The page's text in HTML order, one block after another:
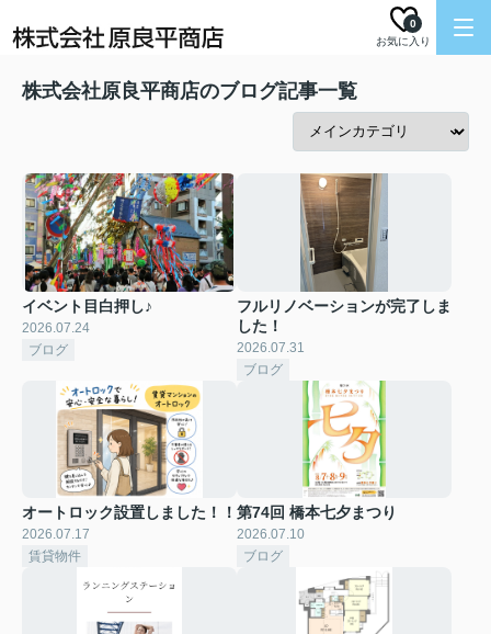
お気に入り
0
株式会社原良平商店のブログ記事一覧
イベント目白押し♪
2026.07.24
ブログ
フルリノベーションが完了しま
した！
2026.07.31
ブログ
オートロック設置しました！！
2026.07.17
賃貸物件
第74回 橋本七夕まつり
2026.07.10
ブログ